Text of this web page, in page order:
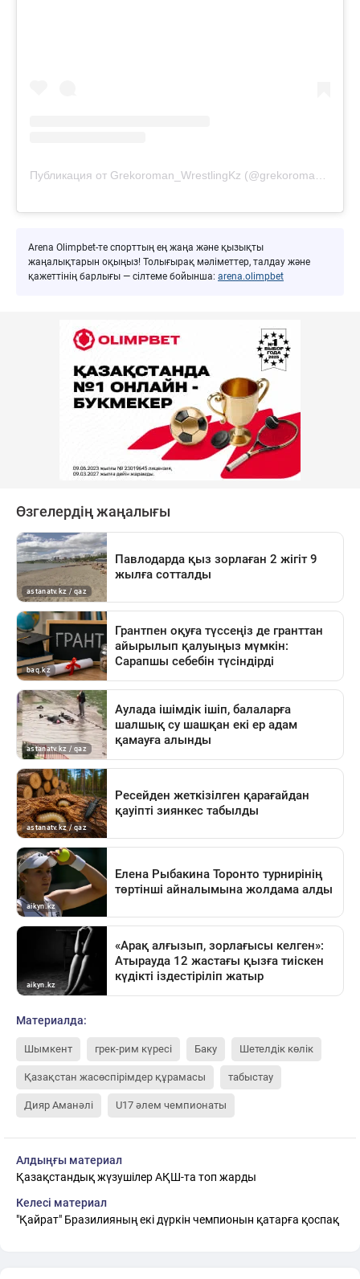
Публикация от Grekoroman_WrestlingKz (@grekoroman_wrestlingkz)
Arena Olimpbet-те спорттың ең жаңа және қызықты
жаңалықтарын оқыңыз! Толығырақ мәліметтер, талдау және
қажеттінің барлығы — сілтеме бойынша: arena.olimpbet
Материалда:
Шымкент грек-рим күресі Баку Шетелдік көлік
Қазақстан жасөспірімдер құрамасы табыстау
Дияр Аманәлі U17 әлем чемпионаты
Алдыңғы материал
Қазақстандық жүзушілер АҚШ-та топ жарды
Келесі материал
"Қайрат" Бразилияның екі дүркін чемпионын қатарға қоспақ